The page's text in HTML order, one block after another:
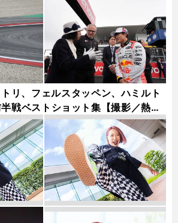
リ、フェルスタッペン、ハミルト
戦ベストショット集【撮影／熱田